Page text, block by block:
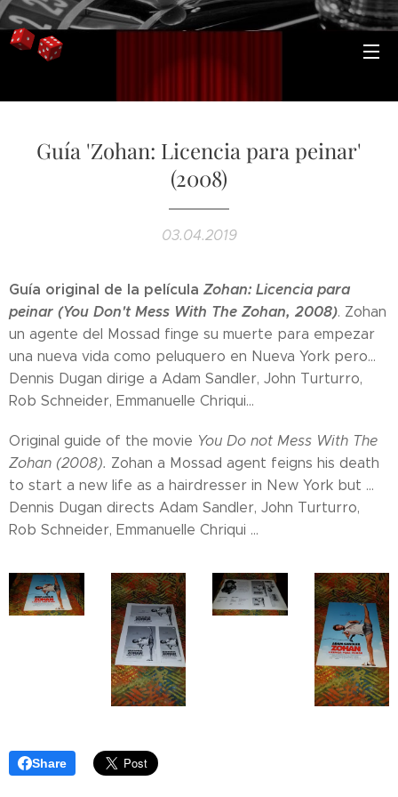
Guía 'Zohan: Licencia para peinar'
(2008)
03.04.2019
Guía original de la película Zohan: Licencia para
peinar (You Don't Mess With The Zohan, 2008). Zohan
un agente del Mossad finge su muerte para empezar
una nueva vida como peluquero en Nueva York pero...
Dennis Dugan dirige a Adam Sandler, John Turturro,
Rob Schneider, Emmanuelle Chriqui...
Original guide of the movie You Do not Mess With The
Zohan (2008). Zohan a Mossad agent feigns his death
to start a new life as a hairdresser in New York but ...
Dennis Dugan directs Adam Sandler, John Turturro,
Rob Schneider, Emmanuelle Chriqui ...
Share